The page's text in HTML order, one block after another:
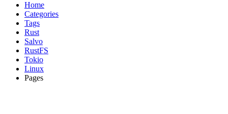
Home
Categories
Tags
Rust
Salvo
RustFS
Tokio
Linux
Pages